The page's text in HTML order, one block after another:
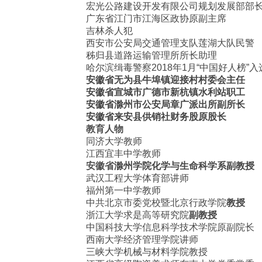
宏光公路建设开发有限公司规划发展部部
广东省江门市江海区政协原副主席
吉林杀人犯
西安市公安局交通管理支队莲湖大队民警
秭归县道路运输管理所所长助理
哈尔滨缉毒警察2018年1月“中国好人榜”入
安徽省无为县牛埠镇迎接村村委会主任
安徽省宣城市广德市新杭镇水利站职工
安徽省滁州市公安局章广派出所副所长
安徽省来安县供销社财务股原股长
教育人物
同济大学教师
江西宜丰中学教师
安徽省滁州学院化学与生命科学系副教授
武汉工程大学体育部讲师
福州第一中学教师
中共北京市委党校暨北京行政学院教授
浙江大学求是高等研究院副教授
中国科技大学信息科学技术学院原副院长
西南大学经济管理学院讲师
三峡大学机械与材料学院教授